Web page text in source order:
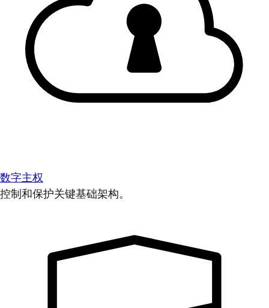
数字主权
控制和保护关键基础架构。